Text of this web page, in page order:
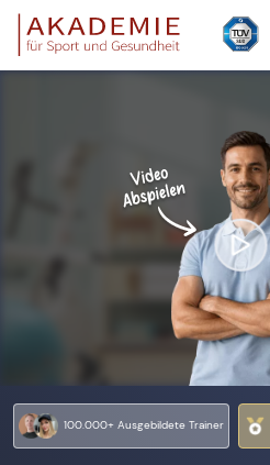
100.000+ Ausgebildete Trainer